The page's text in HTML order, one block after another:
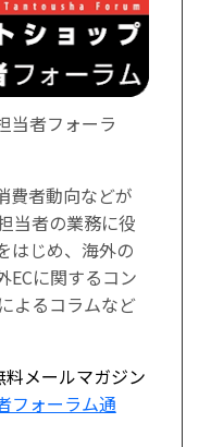
当者フォーラ
費者動向などが
当者の業務に役
はじめ、海外の
ECに関するコン
よるコラムなど
メールマガジン
フォーラム通